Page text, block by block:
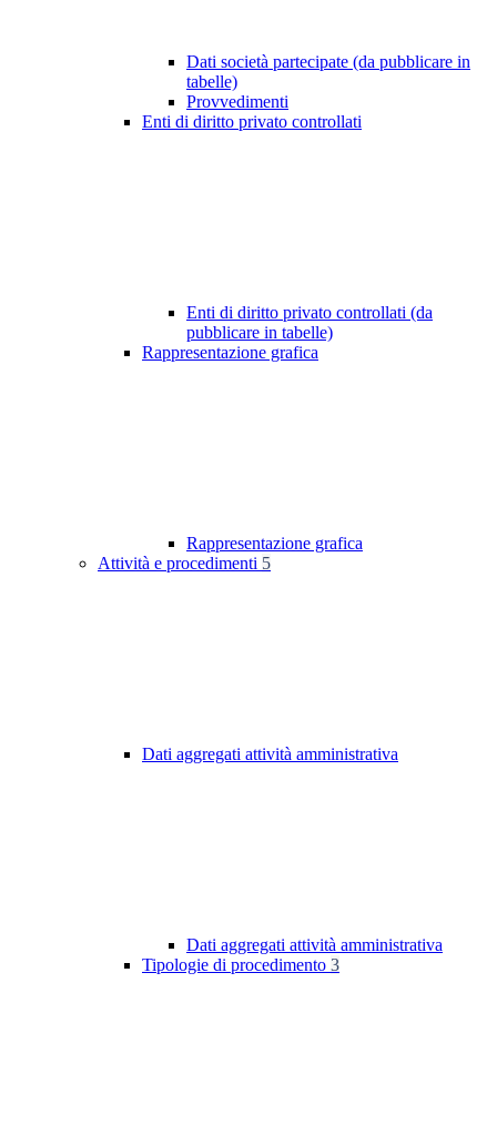
Dati società partecipate (da pubblicare in
tabelle)
Provvedimenti
Enti di diritto privato controllati
Enti di diritto privato controllati (da
pubblicare in tabelle)
Rappresentazione grafica
Rappresentazione grafica
Attività e procedimenti 5
Dati aggregati attività amministrativa
Dati aggregati attività amministrativa
Tipologie di procedimento 3